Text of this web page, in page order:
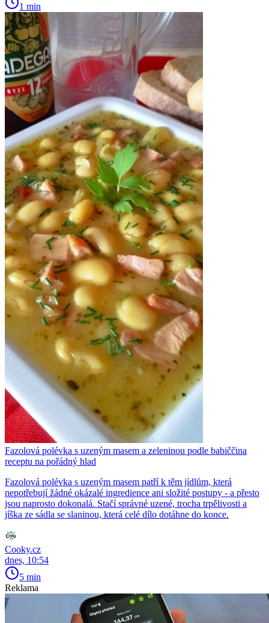
1 min
Fazolová polévka s uzeným masem a zeleninou podle babiččina
receptu na pořádný hlad
Fazolová polévka s uzeným masem patří k těm jídlům, která
nepotřebují žádné okázalé ingredience ani složité postupy - a přesto
jsou naprosto dokonalá. Stačí správné uzené, trocha trpělivosti a
jíška ze sádla se slaninou, která celé dílo dotáhne do konce.
Cooky.cz
dnes, 10:54
5 min
Reklama